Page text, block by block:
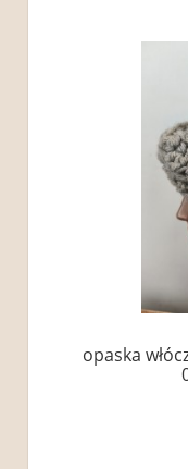
opaska